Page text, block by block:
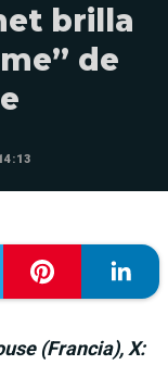
brilla
de
(Francia), X: